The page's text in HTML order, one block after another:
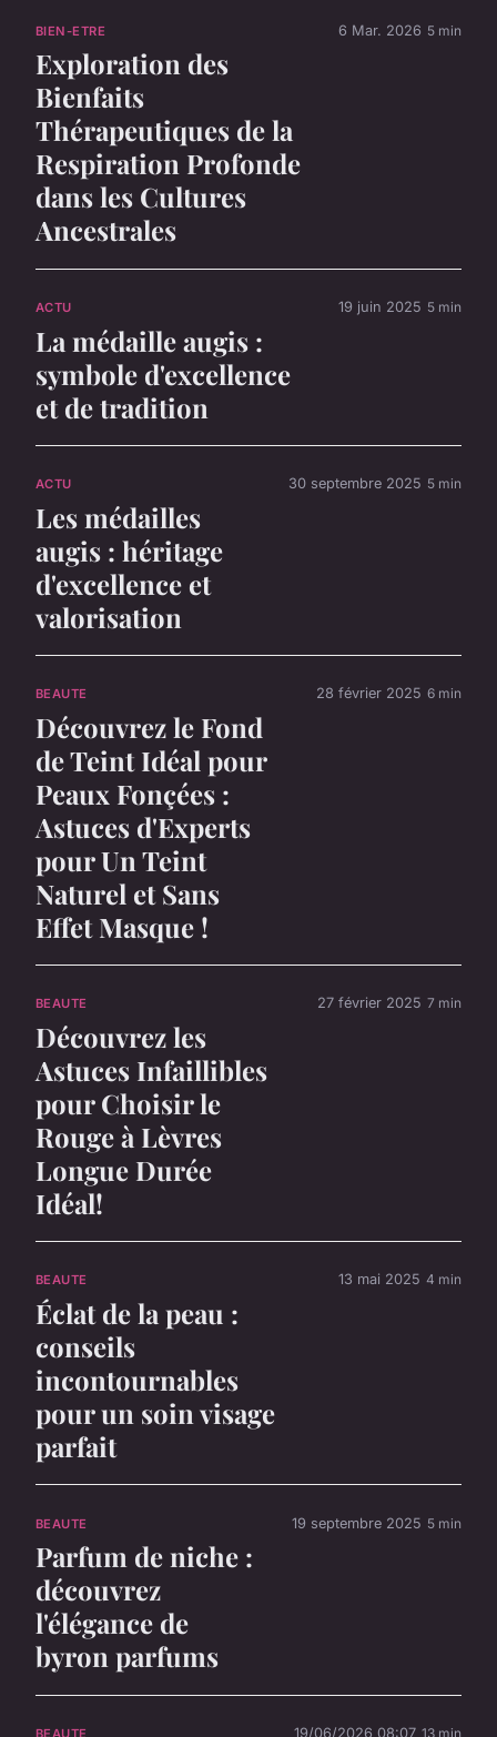
BIEN-ETRE
Exploration des
Bienfaits
Thérapeutiques de la
Respiration Profonde
dans les Cultures
Ancestrales
6 Mar. 2026 5 min
ACTU
La médaille augis :
symbole d'excellence
et de tradition
19 juin 2025 5 min
ACTU
Les médailles
augis : héritage
d'excellence et
valorisation
30 septembre 2025 5 min
BEAUTE
Découvrez le Fond
de Teint Idéal pour
Peaux Fonçées :
Astuces d'Experts
pour Un Teint
Naturel et Sans
Effet Masque !
28 février 2025 6 min
BEAUTE
Découvrez les
Astuces Infaillibles
pour Choisir le
Rouge à Lèvres
Longue Durée
Idéal!
27 février 2025 7 min
BEAUTE
Éclat de la peau :
conseils
incontournables
pour un soin visage
parfait
13 mai 2025 4 min
BEAUTE
Parfum de niche :
découvrez
l'élégance de
byron parfums
19 septembre 2025 5 min
BEAUTE 19/06/2026 08:07 13 min